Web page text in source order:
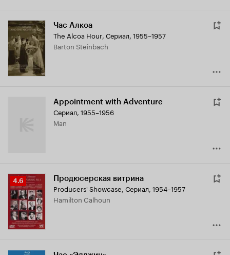
Час Алкоа
The Alcoa Hour, Сериал, 1955–1957
Barton Steinbach
Appointment with Adventure
Сериал, 1955–1956
Man
Рейтинг
Кинопоиска
4.6
4.6 Продюсерская витрина
Producers' Showcase, Сериал, 1954–1957
Hamilton Calhoun